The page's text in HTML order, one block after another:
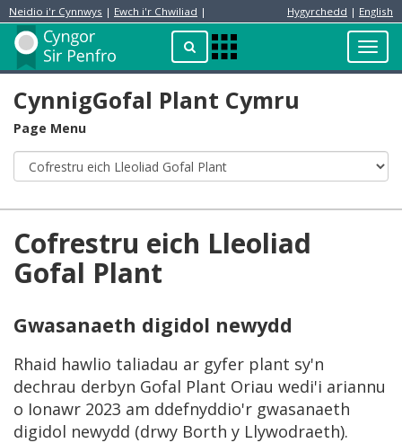
Neidio i'r Cynnwys | Ewch i'r Chwiliad | Hygyrchedd | English
ChwilioApps
Menu
Preswylydd
CynnigGofal Plant Cymru
Page Menu
Cofrestru eich Lleoliad
Gofal Plant
Gwasanaeth digidol newydd
Rhaid hawlio taliadau ar gyfer plant sy'n
dechrau derbyn Gofal Plant Oriau wedi'i ariannu
o Ionawr 2023 am ddefnyddio'r gwasanaeth
digidol newydd (drwy Borth y Llywodraeth).